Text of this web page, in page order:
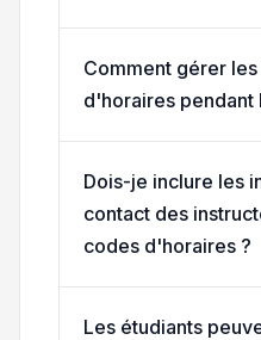
Comment gérer
d'horaires pendant
Dois-je inclure les
contact des
codes d'horaires ?
Les étudiants